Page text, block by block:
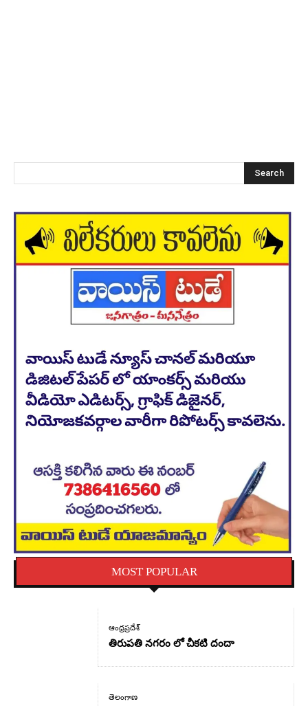
Search
MOST POPULAR
ఆంధ్రప్రదేశ్
తిరుపతి నగరం లో చీకటి దందా
తెలంగాణ